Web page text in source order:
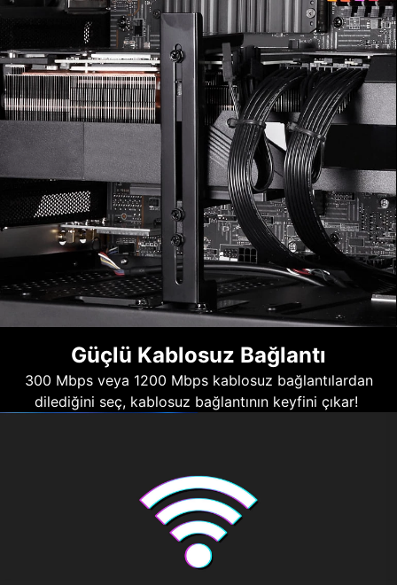
Güçlü Kablosuz Bağlantı
300 Mbps veya 1200 Mbps kablosuz bağlantılardan
dilediğini seç, kablosuz bağlantının keyfini çıkar!